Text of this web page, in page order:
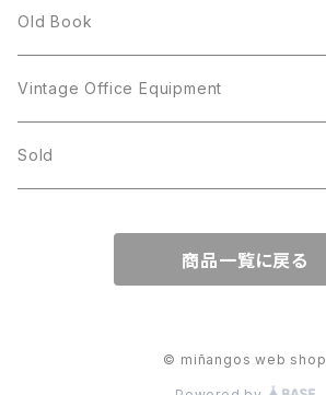
Kramer
JJ
L.RAZZA
JJ
Kramer
L.RAZZA
BILTONS
Silver
cup
Old Book
Vintage Office Equipment
Sold
商品一覧に戻る
© miñangos web shop